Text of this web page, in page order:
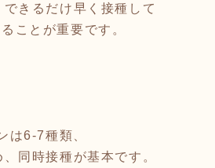
きるだけ早く接種して
ことが重要です。
は6-7種類、
同時接種が基本です。